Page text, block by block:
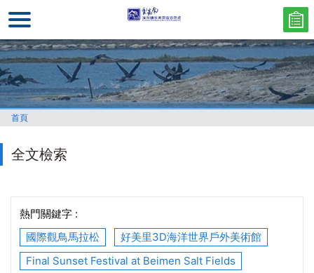
到
主
要
內
容
區
塊
首頁
全文檢索
熱門關鍵字 :
國際觀鳥馬拉松
好美里3D海洋世界戶外美術館
Final Sunset Festival at Beimen Salt Fields